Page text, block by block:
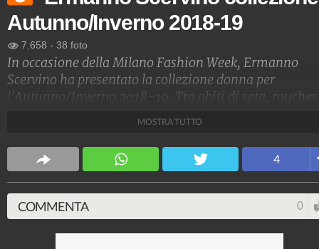
Autunno/Inverno 2018-19
7.658 - 38 foto
In occasione della Milano Fashion Week, Ermanno
Scervino ha presentato la collezione donna per
l'Autunno/Inverno 2018-19. Tra abiti di seta,
maglione oversize portato sul cappotto.
1.515.129.829-1.957 video-138.074 foto
MOSTRA TUTTO
4
COMMENTA 0